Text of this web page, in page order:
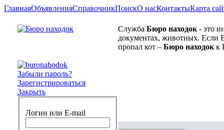
ГлавнаяОбъявленияСправочникПоискО насКонтактыКарта
Служба Бюро находок - это
документах, животных. Если
пропал кот – Бюро находок к
Забыли пароль?
Зарегистрироваться
Закрыть
Логин или E-mail